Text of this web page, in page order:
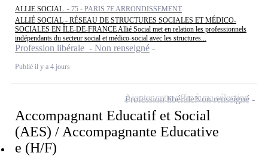
ALLIE SOCIAL - 75 - PARIS 7E ARRONDISSEMENT
ALLIÉ SOCIAL - RÉSEAU DE STRUCTURES SOCIALES ET MÉDICO-
SOCIALES EN ÎLE-DE-FRANCE Allié Social met en relation les professionnels
indépendants du secteur social et médico-social avec les structures...
Profession libérale - Non renseigné
Publié il y a 4 jours
Accompagnant Educatif et Social
(AES) / Accompagnante Educative
e (H/F)
Profession libéraleNon renseigné
Ajouter cette offre à ma sélection